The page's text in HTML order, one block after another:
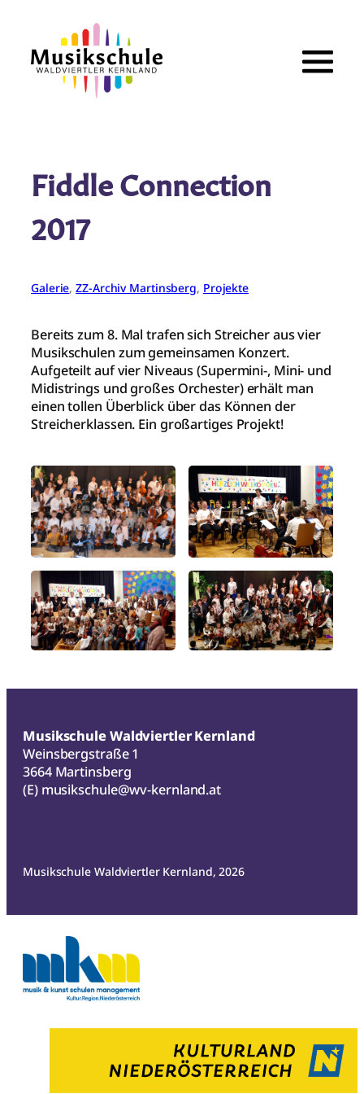
springen
Fiddle Connection
2017
Galerie, ZZ-Archiv Martinsberg, Projekte
Bereits zum 8. Mal trafen sich Streicher aus vier
Musikschulen zum gemeinsamen Konzert.
Aufgeteilt auf vier Niveaus (Supermini-, Mini- und
Midistrings und großes Orchester) erhält man
einen tollen Überblick über das Können der
Streicherklassen. Ein großartiges Projekt!
Musikschule Waldviertler Kernland
Weinsbergstraße 1
3664 Martinsberg
(E) musikschule@wv-kernland.at
Musikschule Waldviertler Kernland, 2026